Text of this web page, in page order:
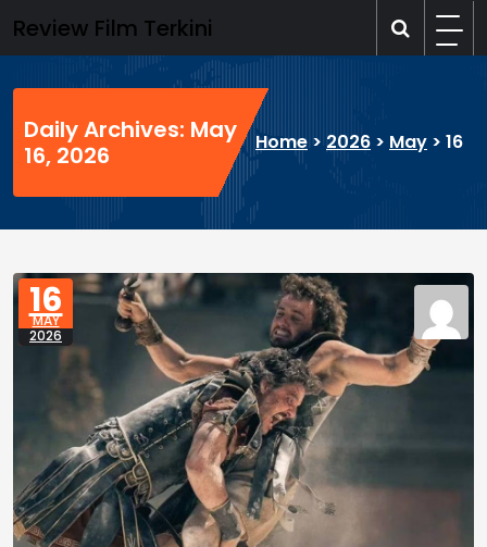
to
content
Review Film Terkini
Daily Archives: May
16, 2026
Home > 2026 > May > 16
16
MAY
2026